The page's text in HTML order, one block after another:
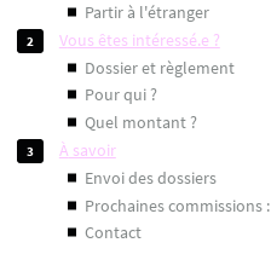
partir à l'étranger
vous êtes intéressé.e ?
dossier et règlement
pour qui ?
quel montant ?
à savoir
envoi des dossiers
prochaines commissions :
contact